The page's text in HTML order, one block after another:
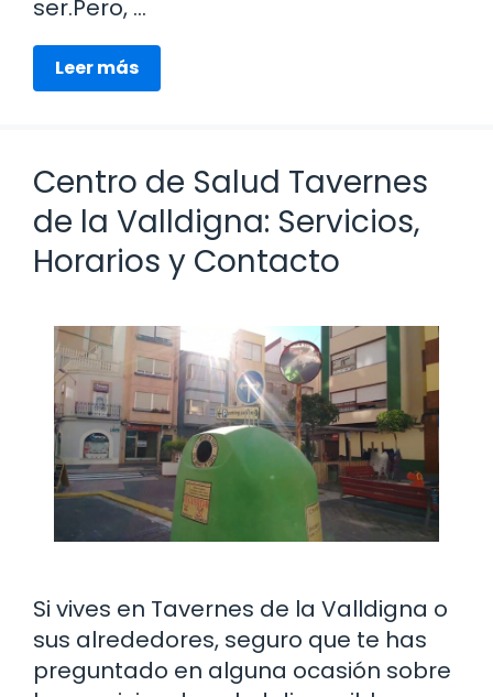
ser.Pero, …
Leer más
Centro de Salud Tavernes
de la Valldigna: Servicios,
Horarios y Contacto
Si vives en Tavernes de la Valldigna o
sus alrededores, seguro que te has
preguntado en alguna ocasión sobre